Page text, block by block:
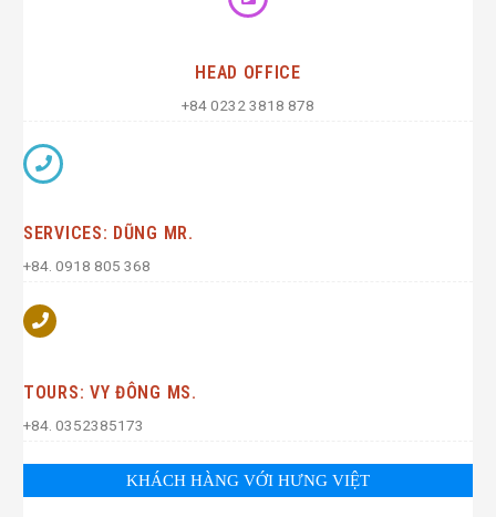
HEAD OFFICE
+84 0232 3818 878
SERVICES: DŨNG MR.
+84. 0918 805 368
TOURS: VY ĐÔNG MS.
+84. 0352385173
KHÁCH HÀNG VỚI HƯNG VIỆT